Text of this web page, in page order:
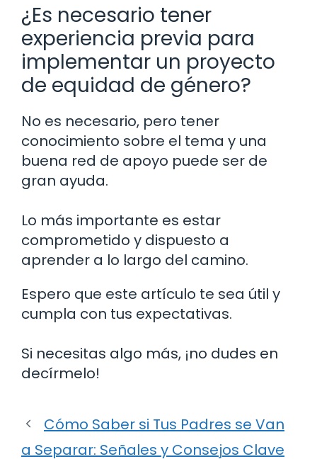
¿Es necesario tener
experiencia previa para
implementar un proyecto
de equidad de género?
No es necesario, pero tener
conocimiento sobre el tema y una
buena red de apoyo puede ser de
gran ayuda.
Lo más importante es estar
comprometido y dispuesto a
aprender a lo largo del camino.
Espero que este artículo te sea útil y
cumpla con tus expectativas.
Si necesitas algo más, ¡no dudes en
decírmelo!
Cómo Saber si Tus Padres se Van
a Separar: Señales y Consejos Clave